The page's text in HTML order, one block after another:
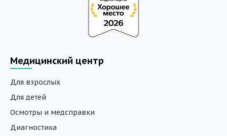
Медицинский центр
Для взрослых
Для детей
Осмотры и медсправки
Диагностика